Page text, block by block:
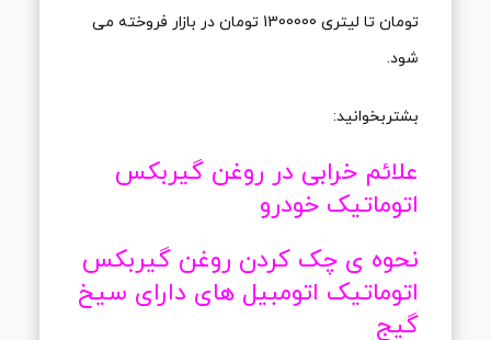
تومان تا لیتری 1300000 تومان در بازار فروخته می
شود.
بشتربخوانید:
علائم خرابی در روغن گیربکس
اتوماتیک خودرو
نحوه ی چک کردن روغن گیربکس
اتوماتیک اتومبیل های دارای سیخ
گیج